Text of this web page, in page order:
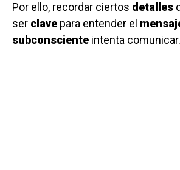
Por ello, recordar ciertos detalles
ser clave para entender el
subconsciente intenta comunicar.